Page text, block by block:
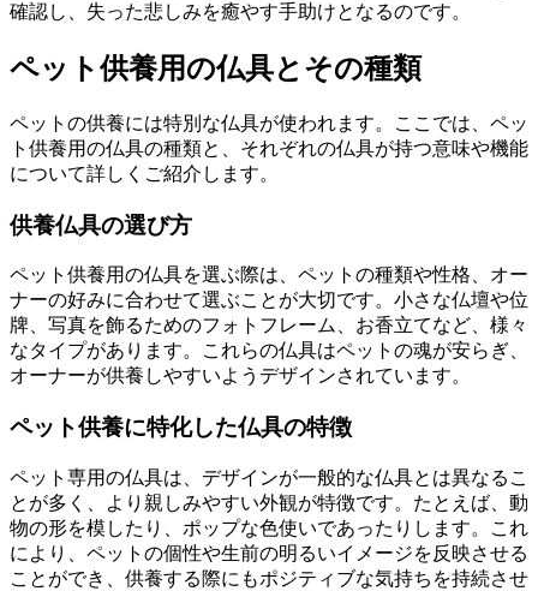
確認し、失った悲しみを癒やす手助けとなるのです。
ペット供養用の仏具とその種類
ペットの供養には特別な仏具が使われます。ここでは、ペッ
ト供養用の仏具の種類と、それぞれの仏具が持つ意味や機能
について詳しくご紹介します。
供養仏具の選び方
ペット供養用の仏具を選ぶ際は、ペットの種類や性格、オー
ナーの好みに合わせて選ぶことが大切です。小さな仏壇や位
牌、写真を飾るためのフォトフレーム、お香立てなど、様々
なタイプがあります。これらの仏具はペットの魂が安らぎ、
オーナーが供養しやすいようデザインされています。
ペット供養に特化した仏具の特徴
ペット専用の仏具は、デザインが一般的な仏具とは異なるこ
とが多く、より親しみやすい外観が特徴です。たとえば、動
物の形を模したり、ポップな色使いであったりします。これ
により、ペットの個性や生前の明るいイメージを反映させる
ことができ、供養する際にもポジティブな気持ちを持続させ